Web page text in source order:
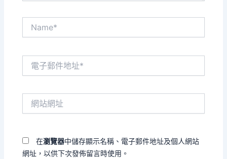
在瀏覽器中儲存顯示名稱、電子郵件地址及個人網站
網址，以供下次發佈留言時使用。